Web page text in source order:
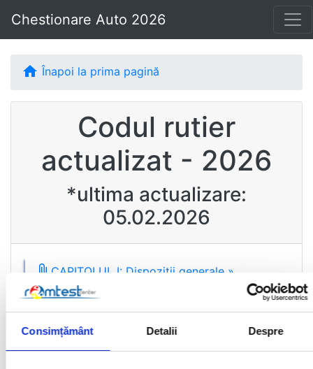
Consimțământ Detalii Despre
Chestionare Auto 2026
home Înapoi la prima pagină
Codul rutier
actualizat - 2026
*ultima actualizare:
05.02.2026
attach_file CAPITOLUL I: Dispoziții generale »
attach_fileCAPITOLUL II: Vehiculele »
attach_fileCAPITOLUL III: Conducătorii de vehicule »